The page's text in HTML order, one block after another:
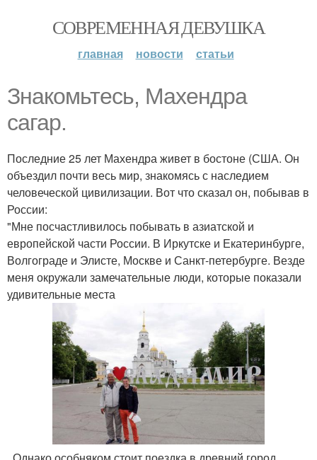
СОВРЕМЕННАЯ ДЕВУШКА
главная новости статьи
Знакомьтесь, Махендра
сагар.
Последние 25 лет Махендра живет в бостоне (США. Он
объездил почти весь мир, знакомясь с наследием
человеческой цивилизации. Вот что сказал он, побывав в
России:
"Мне посчастливилось побывать в азиатской и
европейской части России. В Иркутске и Екатеринбурге,
Волгограде и Элисте, Москве и Санкт-петербурге. Везде
меня окружали замечательные люди, которые показали
удивительные места